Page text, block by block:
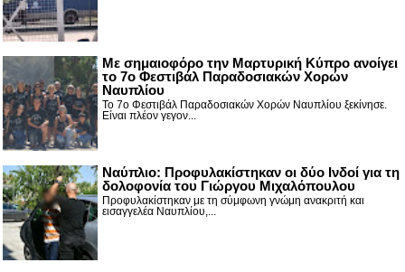
Με σημαιοφόρο την Μαρτυρική Κύπρο ανοίγει
το 7ο Φεστιβάλ Παραδοσιακών Χορών
Ναυπλίου
Το 7ο Φεστιβάλ Παραδοσιακών Χορών Ναυπλίου ξεκίνησε.
Είναι πλέον γεγον...
Ναύπλιο: Προφυλακίστηκαν οι δύο Ινδοί για τη
δολοφονία του Γιώργου Μιχαλόπουλου
Προφυλακίστηκαν με τη σύμφωνη γνώμη ανακριτή και
εισαγγελέα Ναυπλίου,...